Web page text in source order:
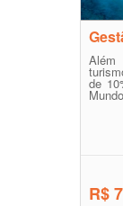
de
R$